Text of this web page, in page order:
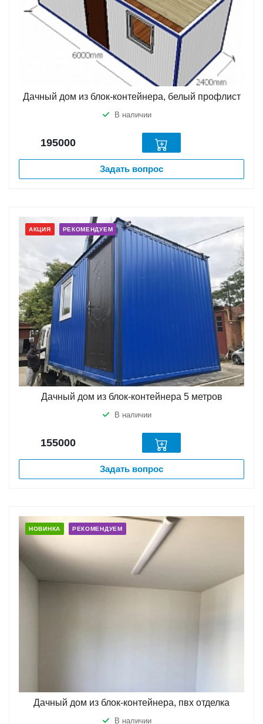
Дачный дом из блок-контейнера, белый профлист
В наличии
195000
Задать вопрос
АКЦИЯ РЕКОМЕНДУЕМ
Дачный дом из блок-контейнера 5 метров
В наличии
155000
Задать вопрос
НОВИНКА РЕКОМЕНДУЕМ
Дачный дом из блок-контейнера, пвх отделка
В наличии